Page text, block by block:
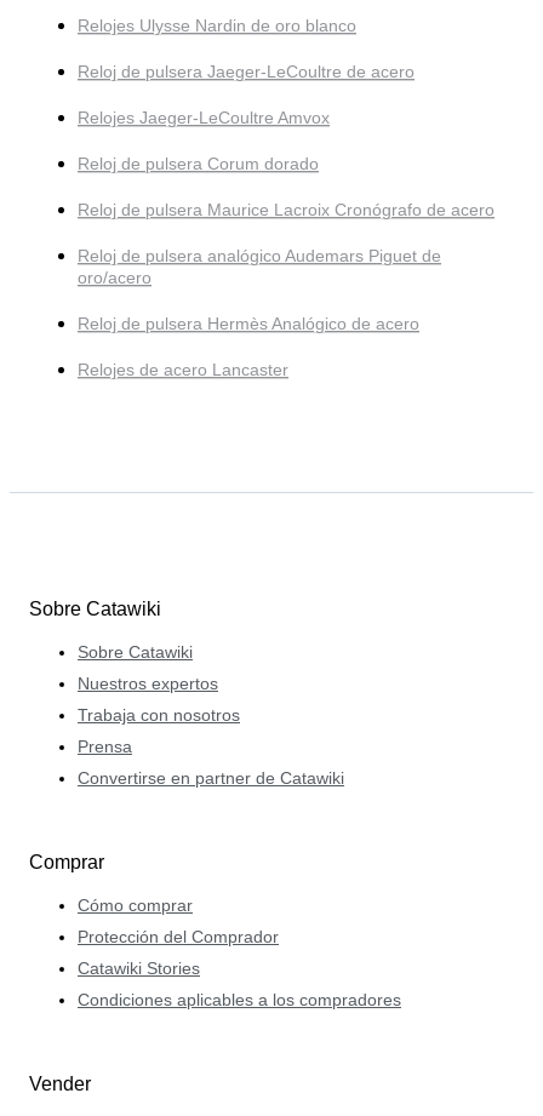
Relojes Ulysse Nardin de oro blanco
Reloj de pulsera Jaeger-LeCoultre de acero
Relojes Jaeger-LeCoultre Amvox
Reloj de pulsera Corum dorado
Reloj de pulsera Maurice Lacroix Cronógrafo de acero
Reloj de pulsera analógico Audemars Piguet de
oro/acero
Reloj de pulsera Hermès Analógico de acero
Relojes de acero Lancaster
Sobre Catawiki
Sobre Catawiki
Nuestros expertos
Trabaja con nosotros
Prensa
Convertirse en partner de Catawiki
Comprar
Cómo comprar
Protección del Comprador
Catawiki Stories
Condiciones aplicables a los compradores
Vender